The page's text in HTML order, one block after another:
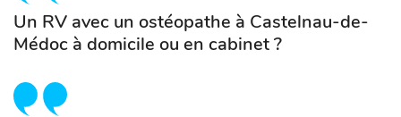
Un RV avec un ostéopathe à Castelnau-de-
Médoc à domicile ou en cabinet ?